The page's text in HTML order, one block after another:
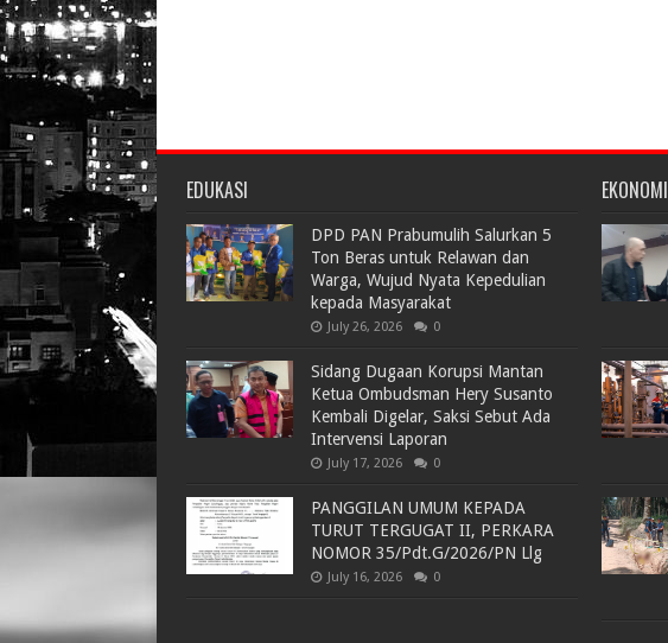
EDUKASI
DPD PAN Prabumulih Salurkan 5
Ton Beras untuk Relawan dan
Warga, Wujud Nyata Kepedulian
kepada Masyarakat
July 26, 2026 0
Sidang Dugaan Korupsi Mantan
Ketua Ombudsman Hery Susanto
Kembali Digelar, Saksi Sebut Ada
Intervensi Laporan
July 17, 2026 0
PANGGILAN UMUM KEPADA
TURUT TERGUGAT II, PERKARA
NOMOR 35/Pdt.G/2026/PN Llg
July 16, 2026 0
EKONOMI